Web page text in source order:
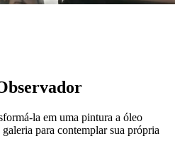
la em uma pintura a óleo
para contemplar sua própria